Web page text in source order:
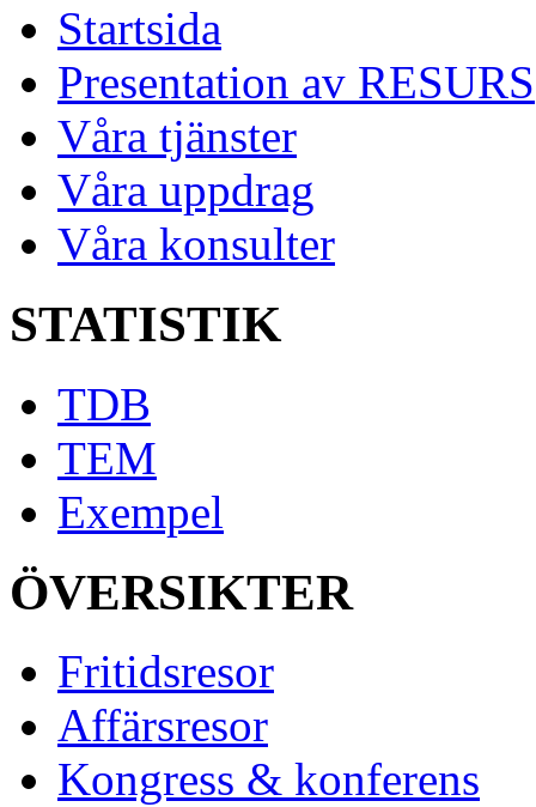
Startsida
Presentation av RESURS
Våra tjänster
Våra uppdrag
Våra konsulter
STATISTIK
TDB
TEM
Exempel
ÖVERSIKTER
Fritidsresor
Affärsresor
Kongress & konferens